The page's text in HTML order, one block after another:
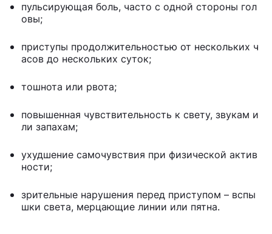
пульсирующая боль, часто с одной стороны гол
овы;
приступы продолжительностью от нескольких ч
асов до нескольких суток;
тошнота или рвота;
повышенная чувствительность к свету, звукам и
ли запахам;
ухудшение самочувствия при физической актив
ности;
зрительные нарушения перед приступом – вспы
шки света, мерцающие линии или пятна.